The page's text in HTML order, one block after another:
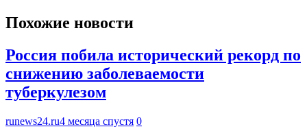
Похожие новости
Россия побила исторический рекорд по
снижению заболеваемости
туберкулезом
runews24.ru4 месяца спустя 0